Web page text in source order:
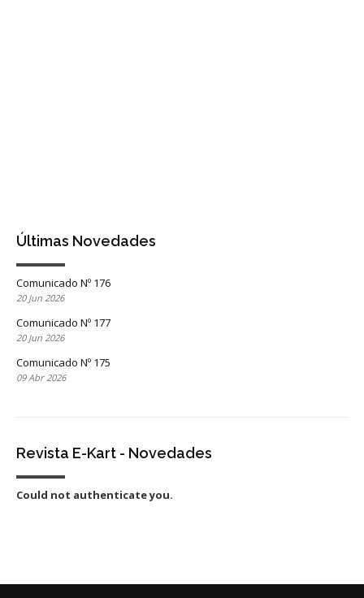
Últimas Novedades
Comunicado Nº 176
20 Jun 2026
Comunicado Nº 177
20 Jun 2026
Comunicado Nº 175
09 Abr 2026
Revista E-Kart - Novedades
Could not authenticate you.